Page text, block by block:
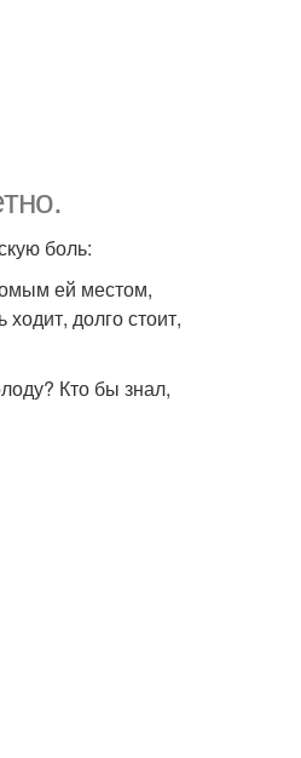
боль:
ей местом,
долго стоит,
Кто бы знал,